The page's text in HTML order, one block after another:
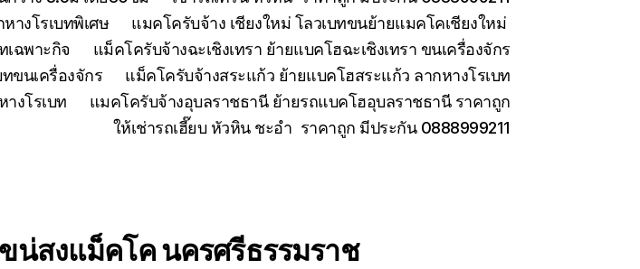
างโรเบทพิเศษ
แมคโครับจ้าง เชียงใหม่ โลวเบทขนย้ายแมคโคเชียงใหม่
เฉพาะกิจ
แม็คโครับจ้างฉะเชิงเทรา ย้ายแบคโฮฉะเชิงเทรา ขนเครื่องจักร
ขนเครื่องจักร
แม็คโครับจ้างสระแก้ว ย้ายแบคโฮสระแก้ว ลากหางโรเบท
งโรเบท
แมคโครับจ้างอุบลราชธานี ย้ายรถแบคโฮอุบลราชธานี ราคาถูก
ให้เช่ารถเฮี๊ยบ หัวหิน ชะอำ ราคาถูก มีประกัน 0888999211
ขน่สงแม็คโค นครศรีธรรมราช